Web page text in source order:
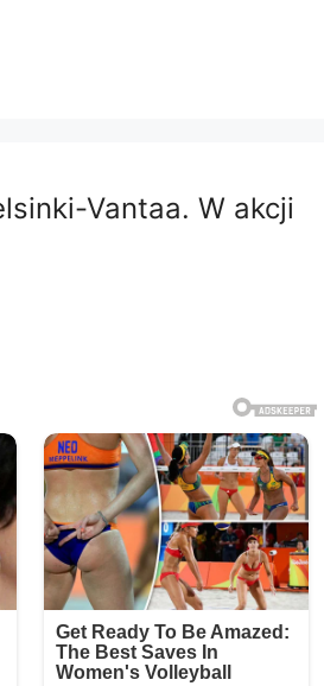
Vantaa. W akcji